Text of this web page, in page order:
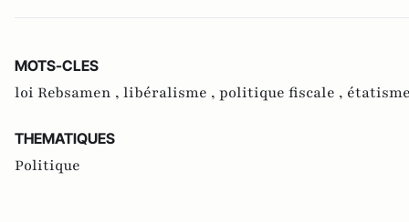
MOTS-CLES
loi Rebsamen , libéralisme , politique fiscale ,
THEMATIQUES
Politique